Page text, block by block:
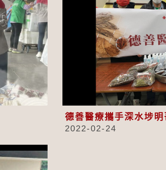
德善醫療攜手深水埗
2022-02-24